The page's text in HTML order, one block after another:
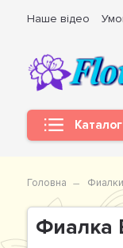
Наше відео
Каталог
Головна
Фиалка